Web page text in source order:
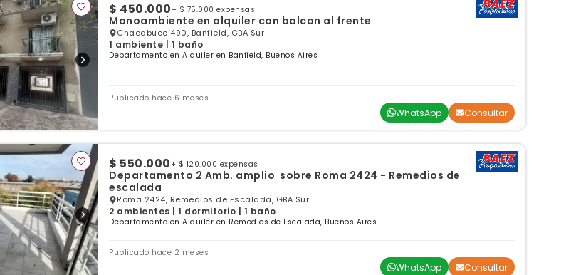
$ 450.000 + $ 75.000 expensas
Monoambiente en alquiler con balcon al frente
Chacabuco 490, Banfield, GBA Sur
1 ambiente | 1 baño
Departamento en Alquiler en Banfield, Buenos Aires
Publicado hace 6 meses
WhatsApp Consultar
$ 550.000 + $ 120.000 expensas
Departamento 2 Amb. amplio sobre Roma 2424 - Remedios de
escalada
Roma 2424, Remedios de Escalada, GBA Sur
2 ambientes | 1 dormitorio | 1 baño
Departamento en Alquiler en Remedios de Escalada, Buenos Aires
Publicado hace 2 meses
WhatsApp Consultar